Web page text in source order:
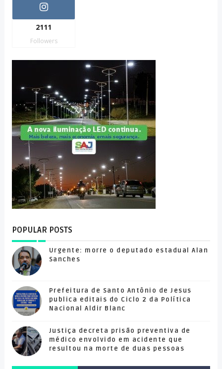
2111
Followers
POPULAR POSTS
Urgente: morre o deputado estadual Alan
Sanches
Prefeitura de Santo Antônio de Jesus
publica editais do Ciclo 2 da Política
Nacional Aldir Blanc
Justiça decreta prisão preventiva de
médico envolvido em acidente que
resultou na morte de duas pessoas